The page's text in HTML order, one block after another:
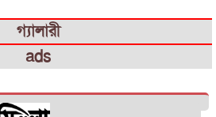
গ্যালারী
ads